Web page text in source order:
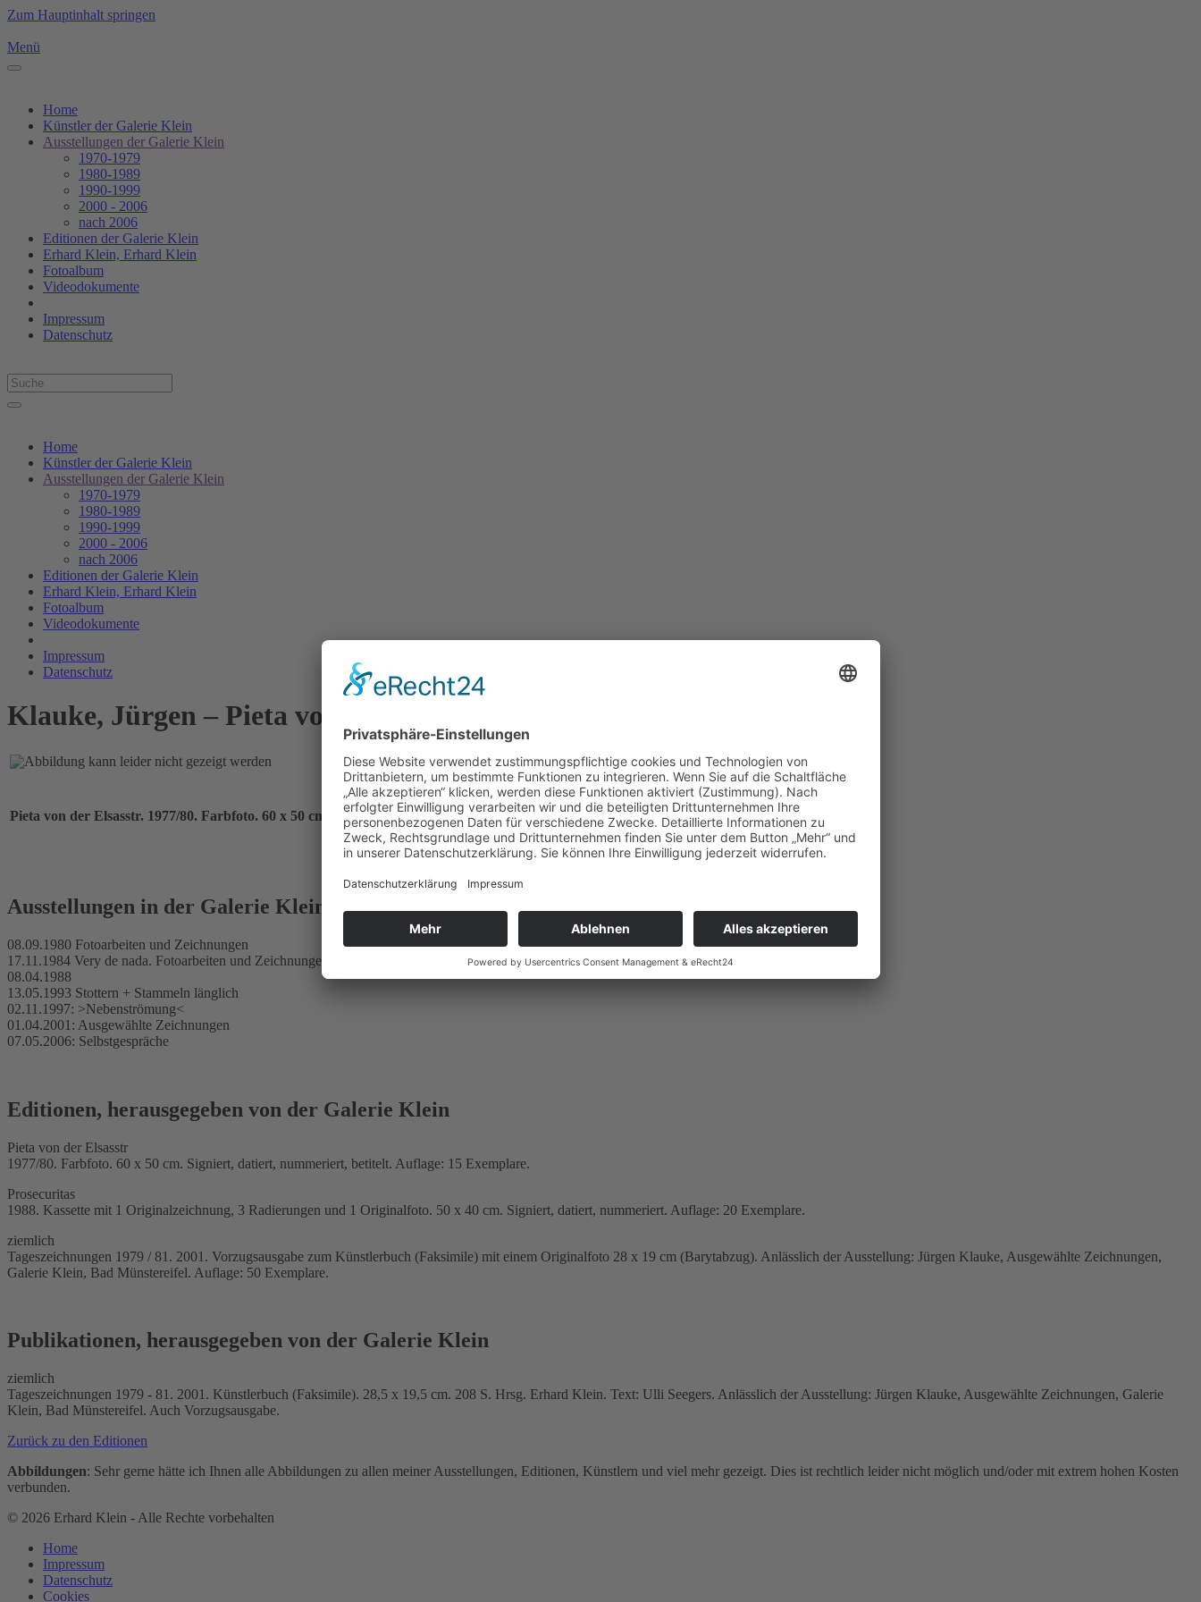
Zum Hauptinhalt springen
Menü
Home
Künstler der Galerie Klein
Ausstellungen der Galerie Klein
1970-1979
1980-1989
1990-1999
2000 - 2006
nach 2006
Editionen der Galerie Klein
Erhard Klein, Erhard Klein
Fotoalbum
Videodokumente
Impressum
Datenschutz
Home
Künstler der Galerie Klein
Ausstellungen der Galerie Klein
1970-1979
1980-1989
1990-1999
2000 - 2006
nach 2006
Editionen der Galerie Klein
Erhard Klein, Erhard Klein
Fotoalbum
Videodokumente
Impressum
Datenschutz
Klauke, Jürgen – Pieta von der Elsasstr.
Pieta von der Elsasstr. 1977/80. Farbfoto. 60 x 50 cm. Signiert, datiert, nummeriert, betitelt. Auflage: 15 Exemplare.
Ausstellungen in der Galerie Klein
08.09.1980 Fotoarbeiten und Zeichnungen
17.11.1984 Very de nada. Fotoarbeiten und Zeichnungen 1984
08.04.1988
13.05.1993 Stottern + Stammeln länglich
02.11.1997: >Nebenströmung<
01.04.2001: Ausgewählte Zeichnungen
07.05.2006: Selbstgespräche
Editionen, herausgegeben von der Galerie Klein
Pieta von der Elsasstr
1977/80. Farbfoto. 60 x 50 cm. Signiert, datiert, nummeriert, betitelt. Auflage: 15 Exemplare.
Prosecuritas
1988. Kassette mit 1 Originalzeichnung, 3 Radierungen und 1 Originalfoto. 50 x 40 cm. Signiert, datiert, nummeriert. Auflage: 20 Exemplare.
ziemlich
Tageszeichnungen 1979 / 81. 2001. Vorzugsausgabe zum Künstlerbuch (Faksimile) mit einem Originalfoto 28 x 19 cm (Barytabzug). Anlässlich der Ausstellung: Jürgen Klauke, Ausgewählte Zeichnungen,
Galerie Klein, Bad Münstereifel. Auflage: 50 Exemplare.
Publikationen, herausgegeben von der Galerie Klein
ziemlich
Tageszeichnungen 1979 - 81. 2001. Künstlerbuch (Faksimile). 28,5 x 19,5 cm. 208 S. Hrsg. Erhard Klein. Text: Ulli Seegers. Anlässlich der Ausstellung: Jürgen Klauke, Ausgewählte Zeichnungen, Galerie
Klein, Bad Münstereifel. Auch Vorzugsausgabe.
Zurück zu den Editionen
Abbildungen: Sehr gerne hätte ich Ihnen alle Abbildungen zu allen meiner Ausstellungen, Editionen, Künstlern und viel mehr gezeigt. Dies ist rechtlich leider nicht möglich und/oder mit extrem hohen Kosten
verbunden.
© 2026 Erhard Klein - Alle Rechte vorbehalten
Home
Impressum
Datenschutz
Cookies